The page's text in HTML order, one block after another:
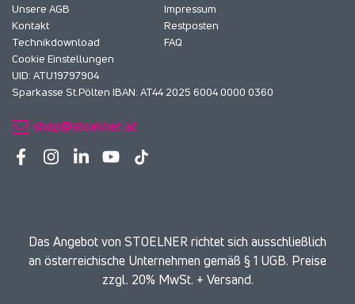
Unsere AGB
Impressum
Kontakt
Restposten
Technikdownload
FAQ
Cookie Einstellungen
UID: ATU19797904
Sparkasse St.Pölten IBAN: AT44 2025 6004 0000 0360
shop@stoelner.at
Das Angebot von STOELNER richtet sich ausschließlich
an österreichische Unternehmen gemäß § 1 UGB. Preise
zzgl. 20% MwSt. + Versand.